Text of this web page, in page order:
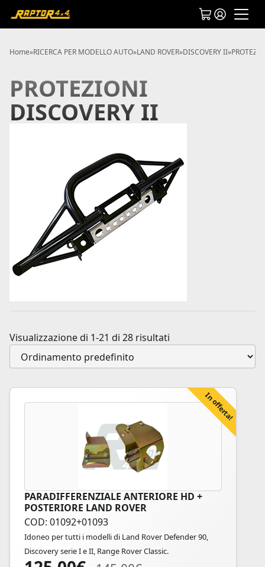
Home»RICERCA PER MODELLO AUTO»LAND ROVER»DISCOVERY II»
PROTEZIONI
DISCOVERY II
Visualizzazione di 1-21 di 28 risultati
In offerta!
PARADIFFERENZIALE ANTERIORE HD +
POSTERIORE LAND ROVER
COD: 01092+01093
Idoneo per tutti i modelli di Land Rover Defender 90,
Discovery serie I e II, Range Rover Classic.
Il
Il